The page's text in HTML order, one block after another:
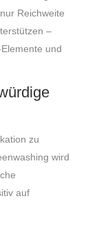
Reichweite
–
und
zu
wird
auf